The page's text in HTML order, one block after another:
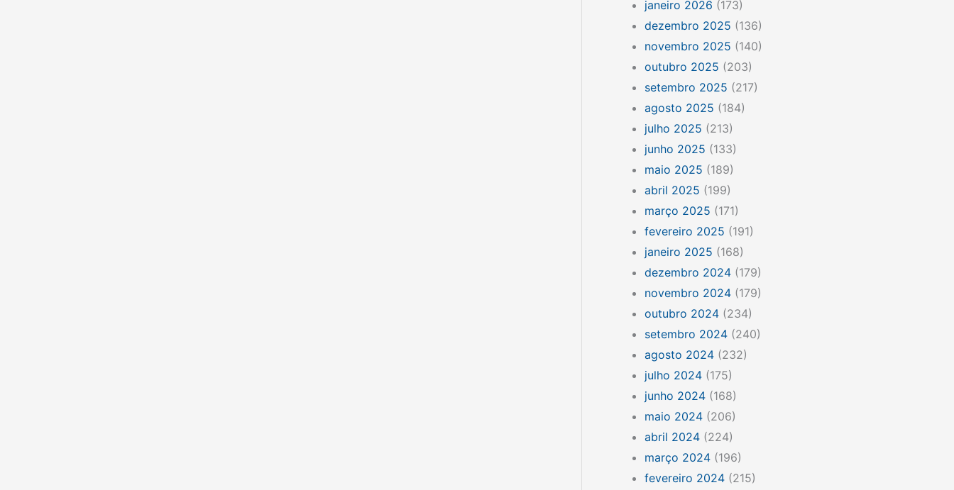
janeiro 2026 (173)
dezembro 2025 (136)
novembro 2025 (140)
outubro 2025 (203)
setembro 2025 (217)
agosto 2025 (184)
julho 2025 (213)
junho 2025 (133)
maio 2025 (189)
abril 2025 (199)
março 2025 (171)
fevereiro 2025 (191)
janeiro 2025 (168)
dezembro 2024 (179)
novembro 2024 (179)
outubro 2024 (234)
setembro 2024 (240)
agosto 2024 (232)
julho 2024 (175)
junho 2024 (168)
maio 2024 (206)
abril 2024 (224)
março 2024 (196)
fevereiro 2024 (215)